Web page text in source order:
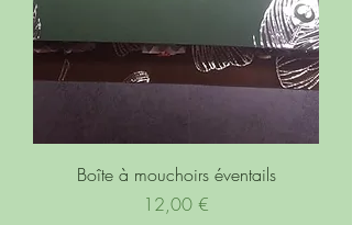
Boîte à mouchoirs éventails
Prix
12,00 €